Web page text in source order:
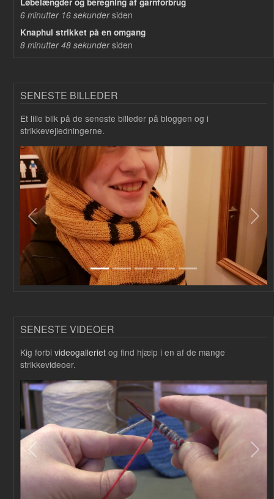
6 minutter 16 sekundersiden
Knaphul strikket på en omgang
8 minutter 48 sekundersiden
SENESTE BILLEDER
Et lille blik på de seneste billeder på bloggen og i
strikkevejledningerne.
Forrige
SENESTE VIDEOER
Kig forbi videogalleriet og find hjælp i en af de mange
strikkevideoer.
Forrige